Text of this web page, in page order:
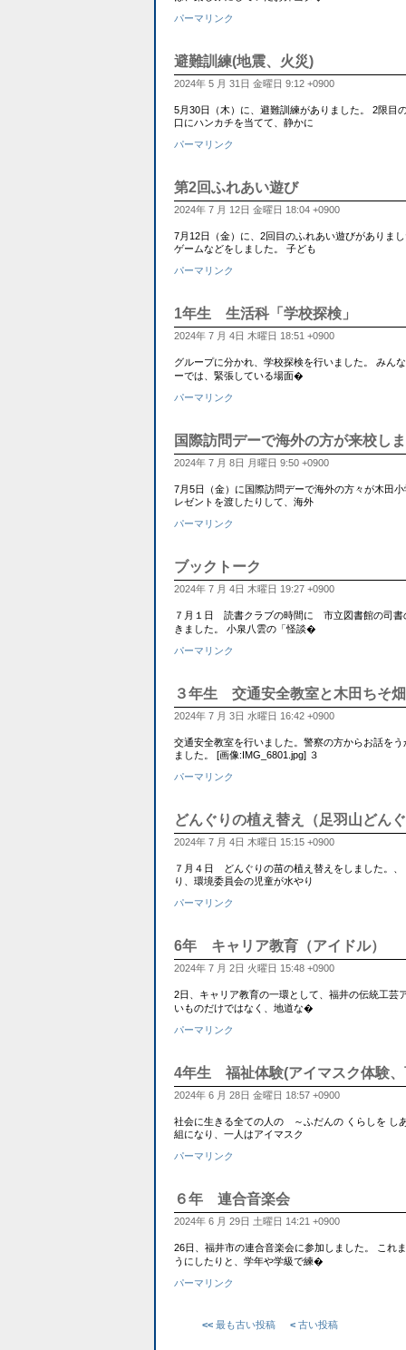
パーマリンク
避難訓練(地震、火災)
2024年 5 月 31日 金曜日 9:12 +0900
5月30日（木）に、避難訓練がありました。 2限目
口にハンカチを当てて、静かに
パーマリンク
第2回ふれあい遊び
2024年 7 月 12日 金曜日 18:04 +0900
7月12日（金）に、2回目のふれあい遊びがありま
ゲームなどをしました。 子ども
パーマリンク
1年生 生活科「学校探検」
2024年 7 月 4日 木曜日 18:51 +0900
グループに分かれ、学校探検を行いました。 みん
ーでは、緊張している場面�
パーマリンク
国際訪問デーで海外の方が来校し
2024年 7 月 8日 月曜日 9:50 +0900
7月5日（金）に国際訪問デーで海外の方々が木田
レゼントを渡したりして、海外
パーマリンク
ブックトーク
2024年 7 月 4日 木曜日 19:27 +0900
７月１日 読書クラブの時間に 市立図書館の司書
きました。 小泉八雲の「怪談�
パーマリンク
３年生 交通安全教室と木田ちそ畑
2024年 7 月 3日 水曜日 16:42 +0900
交通安全教室を行いました。警察の方からお話を
ました。 [画像:IMG_6801.jpg] ３
パーマリンク
どんぐりの植え替え（足羽山どん
2024年 7 月 4日 木曜日 15:15 +0900
７月４日 どんぐりの苗の植え替えをしました。
り、環境委員会の児童が水やり
パーマリンク
6年 キャリア教育（アイドル）
2024年 7 月 2日 火曜日 15:48 +0900
2日、キャリア教育の一環として、福井の伝統工芸
いものだけではなく、地道な�
パーマリンク
4年生 福祉体験(アイマスク体験、
2024年 6 月 28日 金曜日 18:57 +0900
社会に生きる全ての人の ～ふだんの くらしを し
組になり、一人はアイマスク
パーマリンク
６年 連合音楽会
2024年 6 月 29日 土曜日 14:21 +0900
26日、福井市の連合音楽会に参加しました。 これ
うにしたりと、学年や学級で練�
パーマリンク
<< 最も古い投稿 < 古い投稿